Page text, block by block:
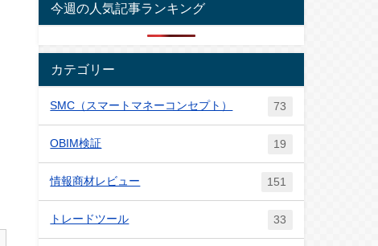
今週の人気記事ランキング
カテゴリー
SMC（スマートマネーコンセプト） 73
OBIM検証 19
情報商材レビュー 151
トレードツール 33